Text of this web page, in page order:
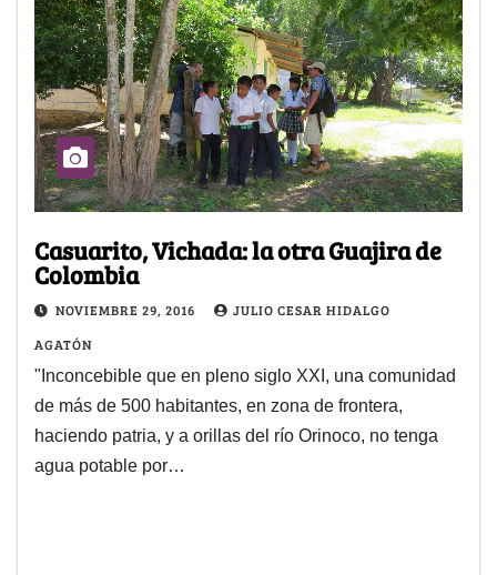
Casuarito, Vichada: la otra Guajira de
Colombia
NOVIEMBRE 29, 2016
JULIO CESAR HIDALGO
AGATÓN
"Inconcebible que en pleno siglo XXI, una comunidad
de más de 500 habitantes, en zona de frontera,
haciendo patria, y a orillas del río Orinoco, no tenga
agua potable por…